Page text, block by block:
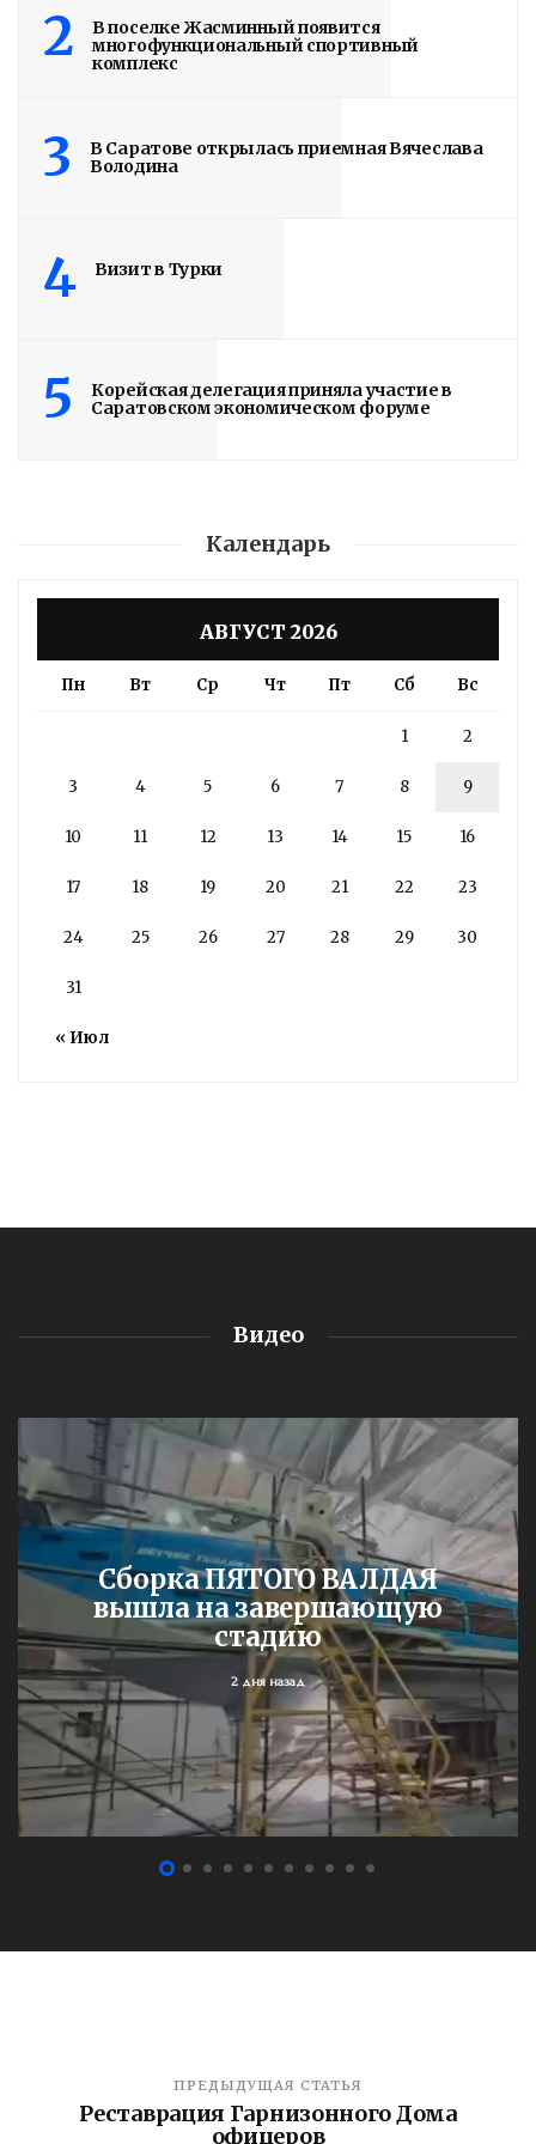
2
В поселке Жасминный появится
многофункциональный спортивный
комплекс
3
В Саратове открылась приемная Вячеслава
Володина
4 Визит в Турки
5
Корейская делегация приняла участие в
Саратовском экономическом форуме
Календарь
АВГУСТ 2026
Пн Вт Ср Чт Пт Сб Вс
« Июл
1 2
3 4 5 6 7 8 9
10 11 12 13 14 15 16
17 18 19 20 21 22 23
24 25 26 27 28 29 30
31
Видео
Сборка ПЯТОГО ВАЛДАЯ
вышла на завершающую
стадию
2 дня назад
ПРЕДЫДУЩАЯ СТАТЬЯ
Реставрация Гарнизонного Дома
офицеров